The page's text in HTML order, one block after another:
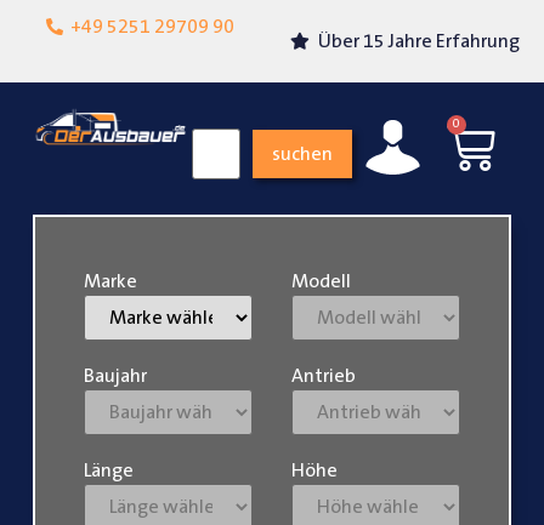
+49 5251 29709 90
Lokalgeschäft in
Über 15 Jahre Erfahrung
suchen
0
Marke Modell
Baujahr Antrieb
Länge Höhe